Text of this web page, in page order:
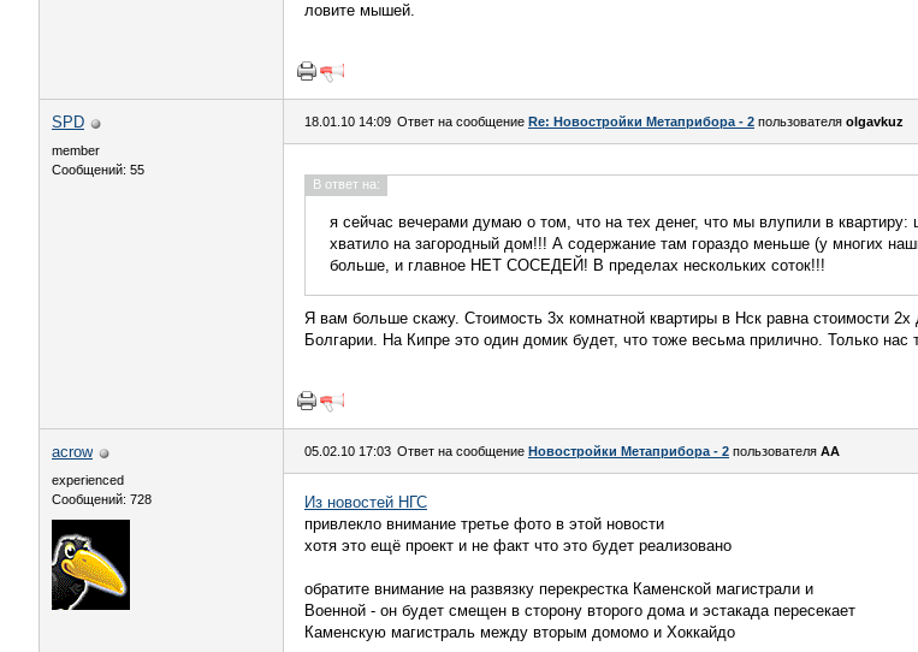
ловите мышей.
SPD
member
Сообщений: 55
18.01.10 14:09 Ответ на сообщение Re: Новостройки Метаприбора - 2 пользователя olgavkuz
В ответ на:
я сейчас вечерами думаю о том, что на тех денег, что мы влупили в
хватило на загородный дом!!! А содержание там гораздо меньше (у многих
больше, и главное НЕТ СОСЕДЕЙ! В пределах нескольких соток!!!
Я вам больше скажу. Стоимость 3х комнатной квартиры в Нск равна стоимости
Болгарии. На Кипре это один домик будет, что тоже весьма прилично. Только нас
acrow
experienced
Сообщений: 728
05.02.10 17:03 Ответ на сообщение Новостройки Метаприбора - 2 пользователя AA
Из новостей НГС
привлекло внимание третье фото в этой новости
хотя это ещё проект и не факт что это будет реализовано
обратите внимание на развязку перекрестка Каменской магистрали и
Военной - он будет смещен в сторону второго дома и эстакада пересекает
Каменскую магистраль между вторым домомо и Хоккайдо